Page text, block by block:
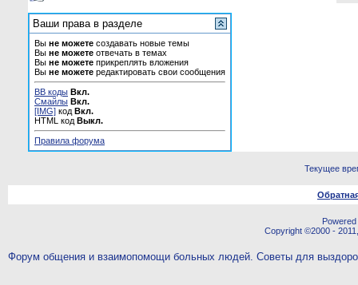
Ваши права в разделе
Вы не можете создавать новые темы
Вы не можете отвечать в темах
Вы не можете прикреплять вложения
Вы не можете редактировать свои сообщения
BB коды Вкл.
Смайлы Вкл.
[IMG] код Вкл.
HTML код Выкл.
Правила форума
Текущее
Copyright ©2000 -
Форум общения и взаимопомощи больных людей. Советы для